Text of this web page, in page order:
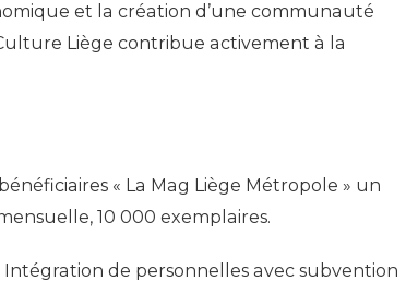
et la création d’une communauté
Liège contribue activement à la
« La Mag Liège Métropole » un
10 000 exemplaires.
de personnelles avec subvention